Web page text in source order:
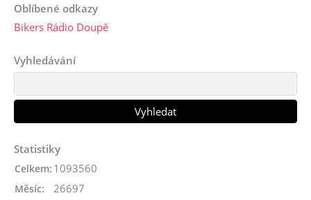
Oblíbené odkazy
Bikers Rádio Doupě
Vyhledávání
Statistiky
Celkem: 1093560
Měsíc: 26697